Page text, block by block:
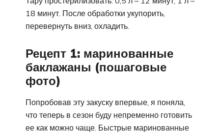
18 минут. После обработки укупорить,
перевернуть вниз, охладить.
Рецепт 1: маринованные
баклажаны (пошаговые
фото)
Попробовав эту закуску впервые, я поняла,
что теперь в сезон буду непременно готовить
ее как можно чаще. Быстрые маринованные